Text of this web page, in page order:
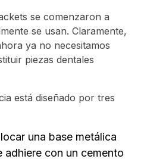
se comenzaron a
se usan. Claramente,
ya no necesitamos
piezas dentales
está diseñado por tres
una base metálica
adhiere con un cemento